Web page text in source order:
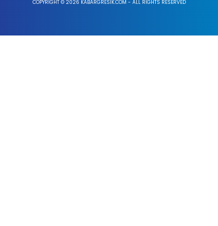
COPYRIGHT © 2026 KABARGRESIK.COM - ALL RIGHTS RESERVED